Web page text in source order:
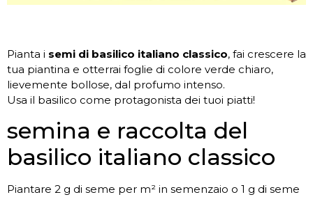
Pianta i semi di basilico italiano classico, fai crescere la
tua piantina e otterrai foglie di colore verde chiaro,
lievemente bollose, dal profumo intenso.
Usa il basilico come protagonista dei tuoi piatti!
semina e raccolta del
basilico italiano classico
Piantare 2 g di seme per m² in semenzaio o 1 g di seme